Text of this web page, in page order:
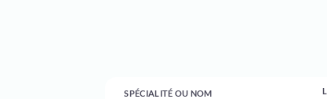
SPÉCIALITÉ OU NOM